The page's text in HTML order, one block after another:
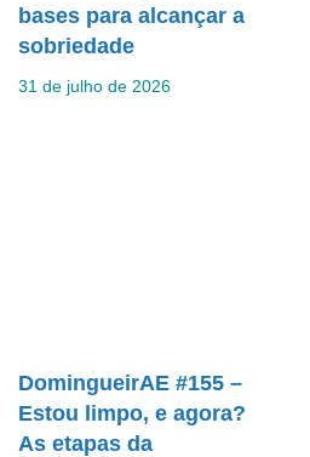
bases para alcançar a
sobriedade
31 de julho de 2026
DomingueirAE #155 –
Estou limpo, e agora?
As etapas da